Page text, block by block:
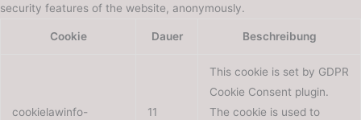
security features of the website, anonymously.
Cookie Dauer Beschreibung
cookielawinfo-
11
This cookie is set by GDPR
Cookie Consent plugin.
The cookie is used to